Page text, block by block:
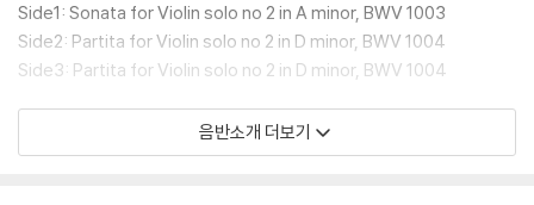
Side1: Sonata for Violin solo no 2 in A minor, BWV 1003
Side2: Partita for Violin solo no 2 in D minor, BWV 1004
Side3: Partita for Violin solo no 2 in D minor, BWV 1004
019 - Johanna Martzy - Bach Volume 3
Side 1: Sonata for Violin solo no 3 in C major, BWV 1005
음반소개 더보기